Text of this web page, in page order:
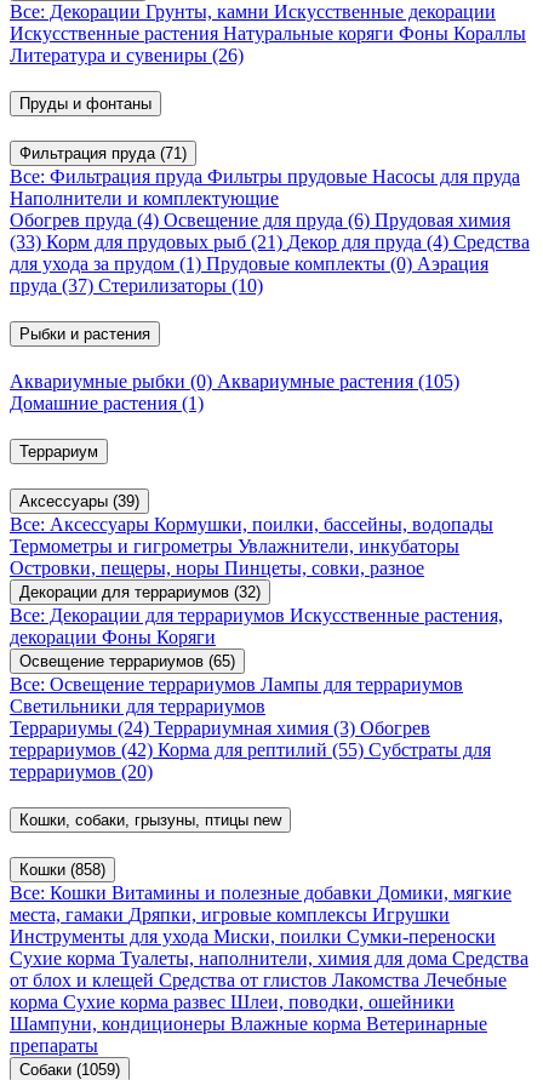
Все: Декорации Грунты, камни Искусственные декорации
Искусственные растения Натуральные коряги Фоны Кораллы
Литература и сувениры (26)
Пруды и фонтаны
Фильтрация пруда (71)
Все: Фильтрация пруда Фильтры прудовые Насосы для пруда
Наполнители и комплектующие
Обогрев пруда (4) Освещение для пруда (6) Прудовая химия
(33) Корм для прудовых рыб (21) Декор для пруда (4) Средства
для ухода за прудом (1) Прудовые комплекты (0) Аэрация
пруда (37) Стерилизаторы (10)
Рыбки и растения
Аквариумные рыбки (0) Аквариумные растения (105)
Домашние растения (1)
Террариум
Аксессуары (39)
Все: Аксессуары Кормушки, поилки, бассейны, водопады
Термометры и гигрометры Увлажнители, инкубаторы
Островки, пещеры, норы Пинцеты, совки, разное
Декорации для террариумов (32)
Все: Декорации для террариумов Искусственные растения,
декорации Фоны Коряги
Освещение террариумов (65)
Все: Освещение террариумов Лампы для террариумов
Светильники для террариумов
Террариумы (24) Террариумная химия (3) Обогрев
террариумов (42) Корма для рептилий (55) Субстраты для
террариумов (20)
Кошки, собаки, грызуны, птицы new
Кошки (858)
Все: Кошки Витамины и полезные добавки Домики, мягкие
места, гамаки Дряпки, игровые комплексы Игрушки
Инструменты для ухода Миски, поилки Сумки-переноски
Сухие корма Туалеты, наполнители, химия для дома Средства
от блох и клещей Средства от глистов Лакомства Лечебные
корма Сухие корма развес Шлеи, поводки, ошейники
Шампуни, кондиционеры Влажные корма Ветеринарные
препараты
Собаки (1059)